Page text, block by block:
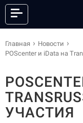
КАТАЛОГ
ОНЛАЙН КАССЫ
АНДРОИД СМАРТ-
ПРИНТЕРЫ ЭТИКЕТОК
Главная
Новости
POScenter и iData на
УЧАСТИЯ